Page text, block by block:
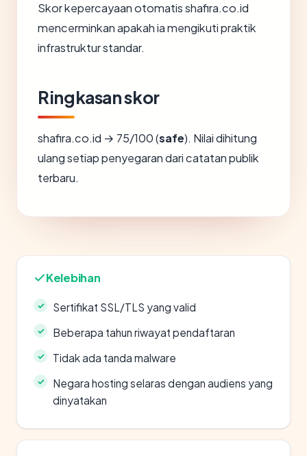
Skor kepercayaan otomatis shafira.co.id
mencerminkan apakah ia mengikuti praktik
infrastruktur standar.
Ringkasan skor
shafira.co.id → 75/100 (safe). Nilai dihitung
ulang setiap penyegaran dari catatan publik
terbaru.
Kelebihan
Sertifikat SSL/TLS yang valid
Beberapa tahun riwayat pendaftaran
Tidak ada tanda malware
Negara hosting selaras dengan audiens yang
dinyatakan